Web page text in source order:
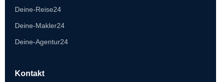
Deine-Reise24
Deine-Makler24
Deine-Agentur24
Kontakt